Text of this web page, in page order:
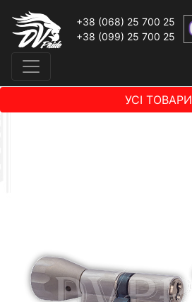
+38 (068) 25 700 25
+38 (099) 25 700 25
УСІ ТОВАРИ